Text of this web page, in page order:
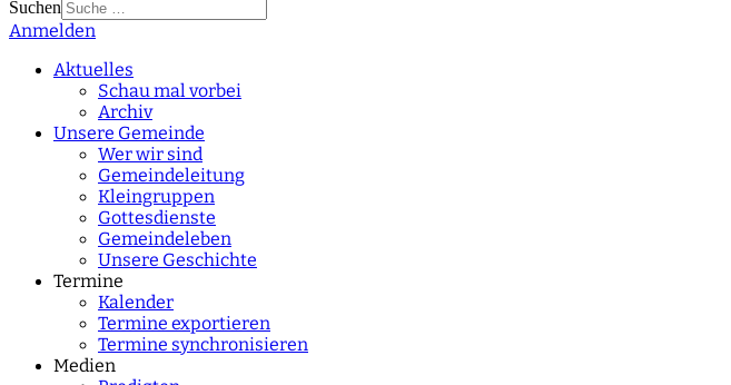
Suchen
Type 2 or more
Anmelden
Aktuelles
Schau mal vorbei
Archiv
Unsere Gemeinde
Wer wir sind
Gemeindeleitung
Kleingruppen
Gottesdienste
Gemeindeleben
Unsere Geschichte
Termine
Kalender
Termine exportieren
Termine synchronisieren
Medien